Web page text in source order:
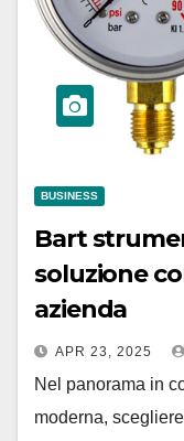
BUSINESS
Bart
soluzione
azienda
APR 23, 2025
Nel panorama in
moderna,